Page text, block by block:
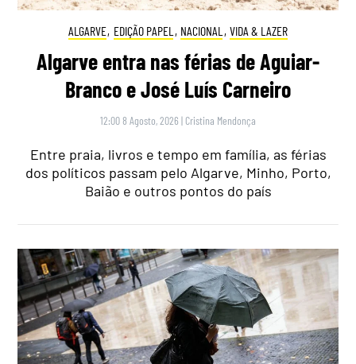
ALGARVE, EDIÇÃO PAPEL , NACIONAL , VIDA & LAZER
Algarve entra nas férias de Aguiar-
Branco e José Luís Carneiro
12:00 8 Agosto, 2026 | Cristina Mendonça
Entre praia, livros e tempo em família, as férias
dos políticos passam pelo Algarve, Minho, Porto,
Baião e outros pontos do país